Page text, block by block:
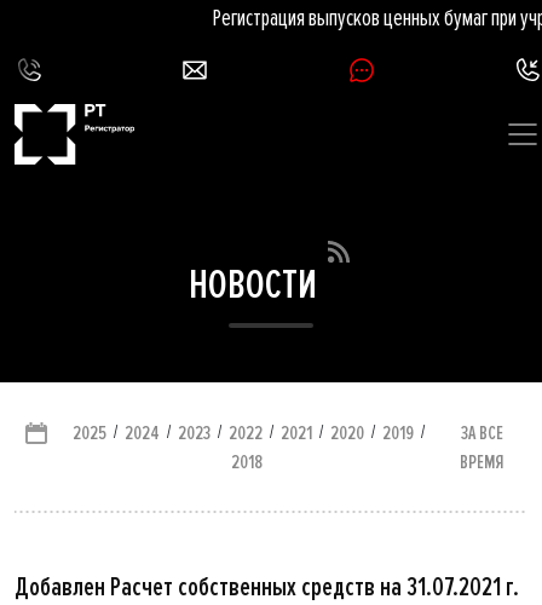
Регистрация выпусков ценных бумаг при
НОВОСТИ
2025 / 2024 / 2023 / 2022 / 2021 / 2020 / 2019 /
2018
ЗА ВСЕ
ВРЕМЯ
Добавлен Расчет собственных средств на 31.07.2021 г.